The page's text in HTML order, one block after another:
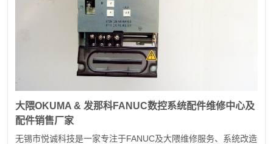
大隈OKUMA & 发那科FANUC数控系统配件维修中心及
配件销售厂家
无锡市悦诚科技是一家专注于FANUC及大隈维修服务、系统改造